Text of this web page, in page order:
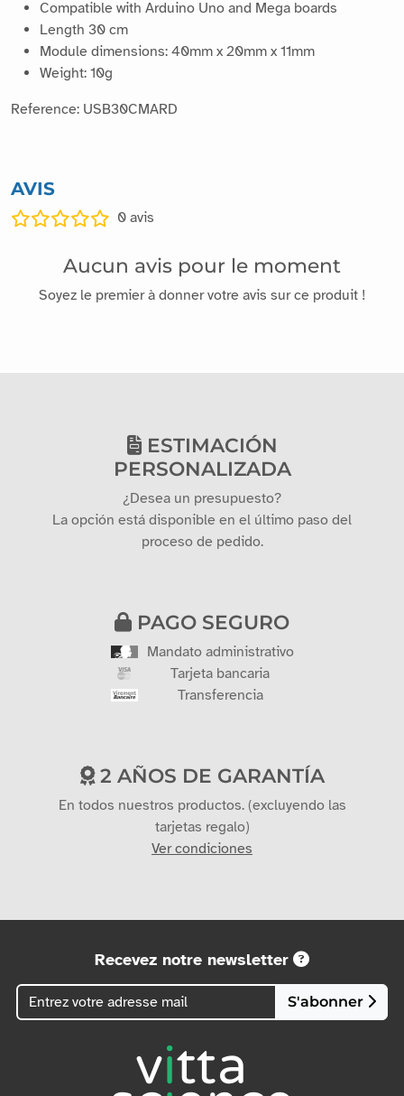
Compatible with Arduino Uno and Mega boards
Length 30 cm
Module dimensions: 40mm x 20mm x 11mm
Weight: 10g
Reference: USB30CMARD
AVIS
0 avis
Aucun avis pour le moment
Soyez le premier à donner votre avis sur ce produit !
ESTIMACIÓN
PERSONALIZADA
¿Desea un presupuesto?
La opción está disponible en el último paso del
proceso de pedido.
PAGO SEGURO
Mandato administrativo
Tarjeta bancaria
Transferencia
2 AÑOS DE GARANTÍA
En todos nuestros productos. (excluyendo las
tarjetas regalo)
Ver condiciones
Recevez notre newsletter
S'abonner